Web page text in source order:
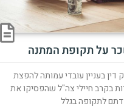
על תקופת המתנה
דין בעניין עובדי עמותה להפצת
בקרב חיילי צה"ל שהפסיקו את
לתקופה בגלל